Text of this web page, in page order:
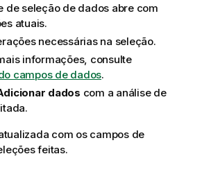
de seleção de dados abre com
atuais.
necessárias na seleção.
informações, consulte
campos de dados.
dados com a análise de
com os campos de
feitas.